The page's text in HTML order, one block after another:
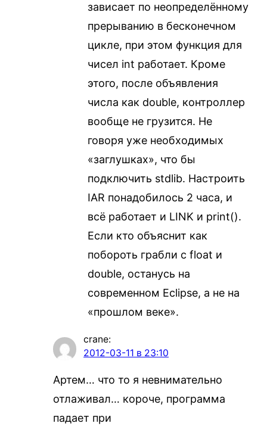
зависает по неопределённому
прерыванию в бесконечном
цикле, при этом функция для
чисел int работает. Кроме
этого, после объявления
числа как double, контроллер
вообще не грузится. Не
говоря уже необходимых
«заглушках», что бы
подключить stdlib. Настроить
IAR понадобилось 2 часа, и
всё работает и LINK и print().
Если кто объяснит как
побороть грабли с float и
double, останусь на
современном Eclipse, а не на
«прошлом веке».
crane:
2012-03-11 в 23:10
Артем… что то я невнимательно
отлаживал… короче, программа
падает при